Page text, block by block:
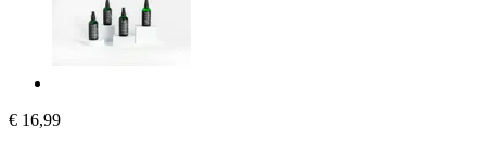
€ 16,99